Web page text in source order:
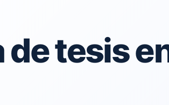
tesis